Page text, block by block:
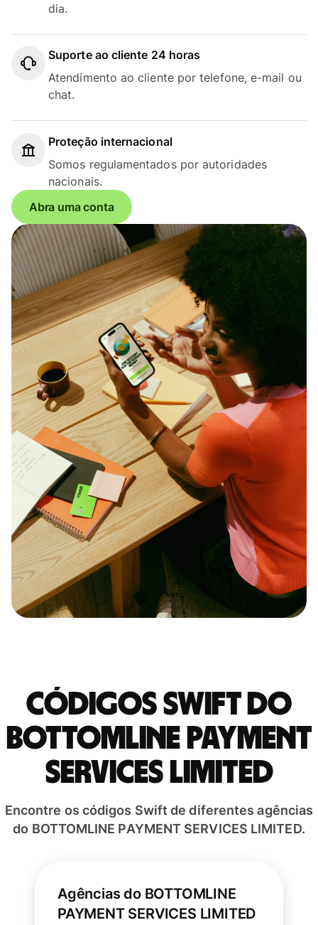
dia.
Suporte ao cliente 24 horas
Atendimento ao cliente por telefone, e-mail ou
chat.
Proteção internacional
Somos regulamentados por autoridades
nacionais.
Abra uma conta
Códigos Swift do
BOTTOMLINE PAYMENT
SERVICES LIMITED
Encontre os códigos Swift de diferentes agências
do BOTTOMLINE PAYMENT SERVICES LIMITED.
Agências do BOTTOMLINE
PAYMENT SERVICES LIMITED